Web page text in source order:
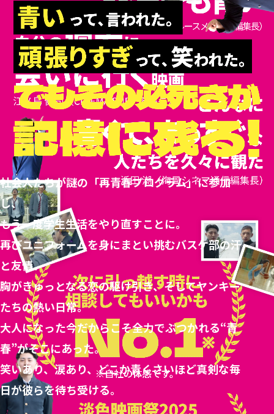
社会人たちが謎の「再青春プログラム」に参加
し、
もう一度学生生活をやり直すことに。
再びユニフォームを身にまとい挑むバスケ部の汗
と友情、
胸がきゅっとなる恋の駆け引き、そしてヤンキー
たちの熱い日常。
大人になった今だからこそ全力でぶつかれる“青
春”がそこにあった。
笑いあり、涙あり、どこか青くさいほど真剣な毎
日が彼らを待ち受ける。